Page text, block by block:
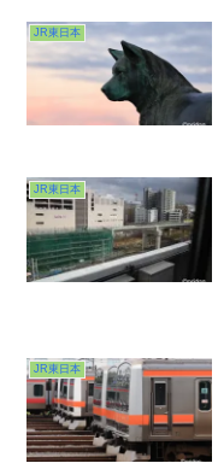
JR東日本
JR東日本
JR東日本